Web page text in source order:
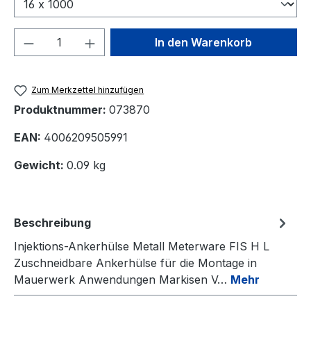
Produkt Anzahl: Gib denIn den Warenkorb
Zum Merkzettel hinzufügen
Produktnummer: 073870
EAN: 4006209505991
Gewicht: 0.09 kg
Beschreibung
Injektions-Ankerhülse Metall Meterware FIS H L
Zuschneidbare Ankerhülse für die Montage in
Mauerwerk Anwendungen Markisen V… Mehr